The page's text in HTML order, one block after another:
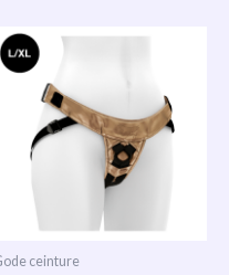
ceinture